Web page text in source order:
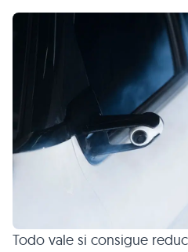
Todo vale si consigue